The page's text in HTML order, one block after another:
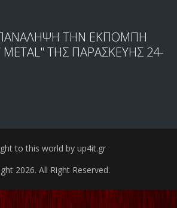
ΤΗΝ ΕΚΠΟΜΠΗ
METAL" ΤΗΣ ΠΑΡΑΣΚΕΥΗΣ 24-
to this world by up4it.gr
2026. All Right Reserved.